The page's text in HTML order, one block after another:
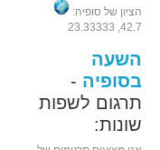
הציון של סופיה:
42.7, 23.33333
השעה
בסופיה -
תרגום לשפות
שונות: